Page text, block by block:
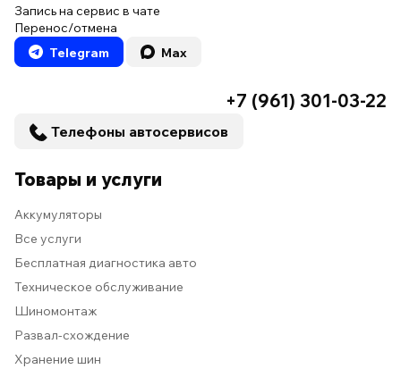
Запись на сервис в чате
Перенос/отмена
Telegram
Max
+7 (961) 301-03-22
Телефоны автосервисов
Товары и услуги
Аккумуляторы
Все услуги
Бесплатная диагностика авто
Техническое обслуживание
Шиномонтаж
Развал-схождение
Хранение шин